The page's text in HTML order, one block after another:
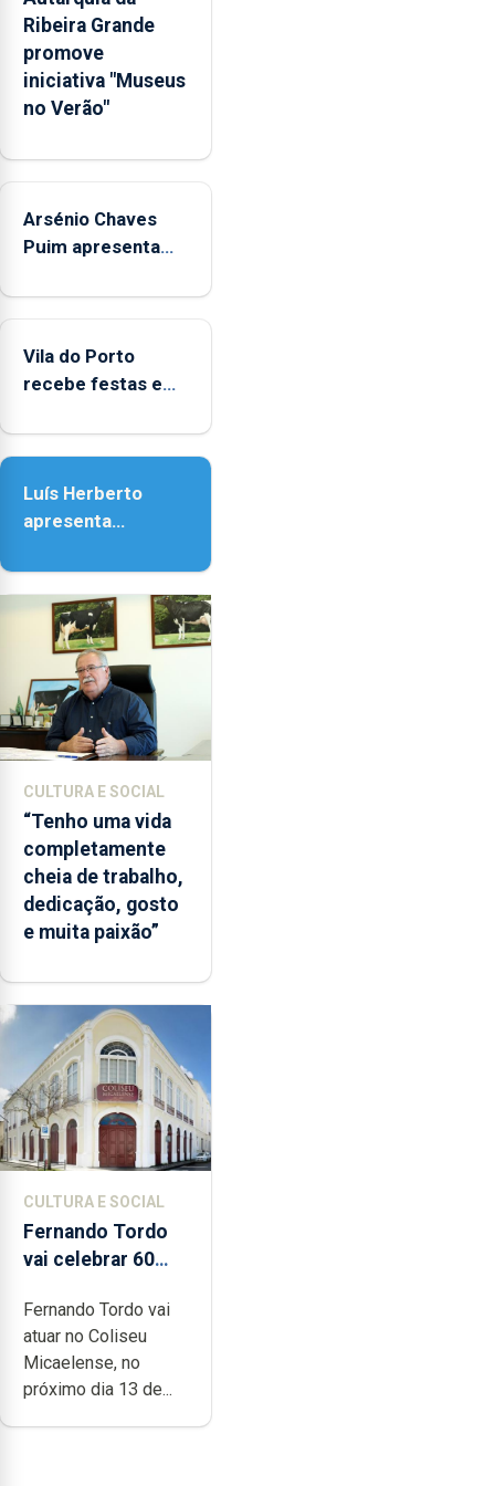
habitacionais,
anunciou
o
Governo
Regional.
Ribeira Grande
promove
iniciativa "Museus
no Verão"
Arsénio Chaves
Puim apresenta
Biblioteca de Vila
Vila do Porto
recebe festas em
Senhora da
Luís Herberto
apresenta
Paisagem’
CULTURA E SOCIAL
“Tenho uma vida
completamente
cheia de trabalho,
dedicação, gosto
e muita paixão”
CULTURA E SOCIAL
Fernando Tordo
vai celebrar 60
no Coliseu
Micaelense
Fernando Tordo vai
atuar no Coliseu
Micaelense, no
próximo dia 13 de...